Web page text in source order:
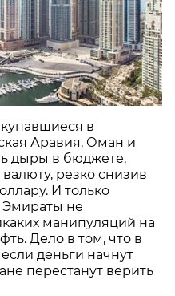
в
Аравия, Оман и
дыры в бюджете,
резко снизив
И только
не
манипуляций на
Дело в том, что в
деньги начнут
перестанут верить